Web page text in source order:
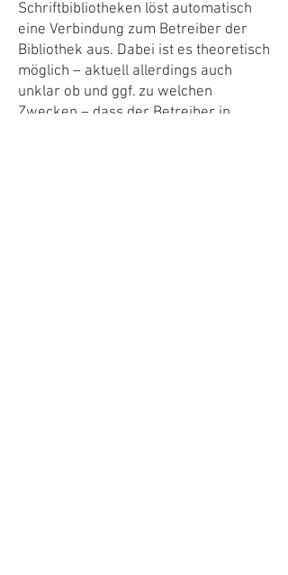
Schriftbibliotheken löst automatisch
eine Verbindung zum Betreiber der
Bibliothek aus. Dabei ist es theoretisch
möglich – aktuell allerdings auch
unklar ob und ggf. zu welchen
Zwecken – dass der Betreiber in